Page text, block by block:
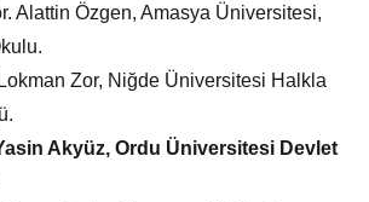
Alattin Özgen, Amasya Üniversitesi,
Zor, Niğde Üniversitesi Halkla
Akyüz, Ordu Üniversitesi Devlet